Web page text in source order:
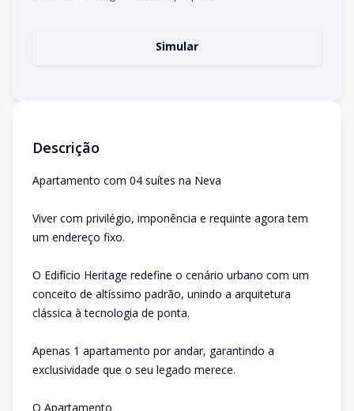
Simular
Descrição
Apartamento com 04 suítes na Neva
Viver com privilégio, imponência e requinte agora tem
um endereço fixo.
O Edifício Heritage redefine o cenário urbano com um
conceito de altíssimo padrão, unindo a arquitetura
clássica à tecnologia de ponta.
Apenas 1 apartamento por andar, garantindo a
exclusividade que o seu legado merece.
O Apartamento